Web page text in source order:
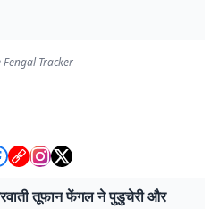
Fengal Tracker
तूफान फेंगल ने पुडुचेरी और